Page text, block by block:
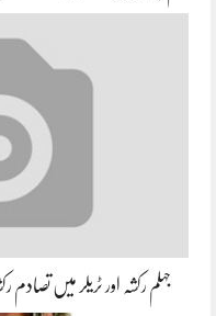
جہلم رکشہ اور ٹریلر میں تصادم